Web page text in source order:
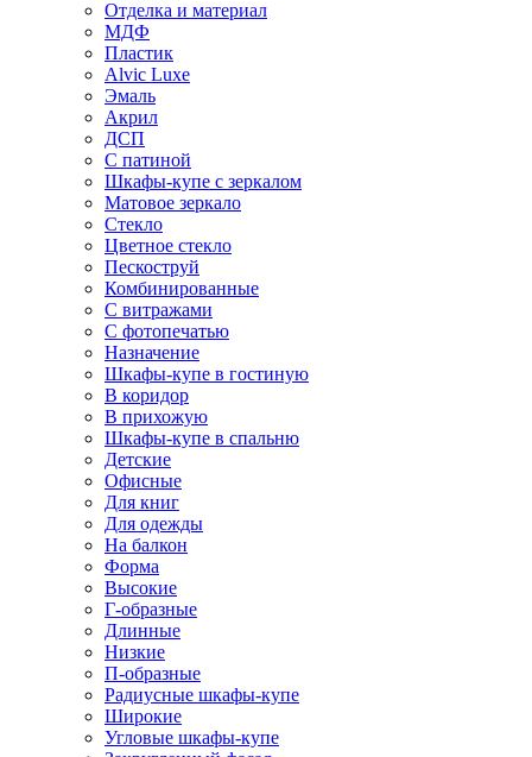
Отделка и материал
МДФ
Пластик
Alvic Luxe
Эмаль
Акрил
ДСП
С патиной
Шкафы-купе с зеркалом
Матовое зеркало
Стекло
Цветное стекло
Пескоструй
Комбинированные
С витражами
С фотопечатью
Назначение
Шкафы-купе в гостиную
В коридор
В прихожую
Шкафы-купе в спальню
Детские
Офисные
Для книг
Для одежды
На балкон
Форма
Высокие
Г-образные
Длинные
Низкие
П-образные
Радиусные шкафы-купе
Широкие
Угловые шкафы-купе